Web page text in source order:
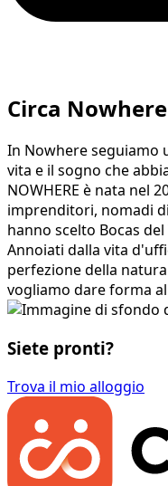
Circa Nowhere
In Nowhere seguiamo
vita e il sogno che
NOWHERE è nata nel
imprenditori, nomadi
hanno scelto Bocas
Annoiati dalla vita
perfezione della
vogliamo dare forma
Siete pronti?
Trova il mio alloggio